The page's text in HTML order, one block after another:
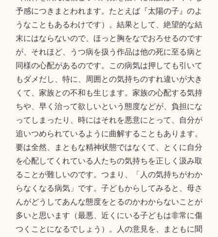
予感につきまとわれます。たとえば『太陽の子』のよ
うなこともあるわけです）。結果として、絶望的な結
末にはならないので、ほっと胸をなでおろせるのです
が、それほど、うつ病を扱う作品は他の死に至る病と
同様の心配があるのです。この病気は押しても引いて
もダメだし、特に、周囲との気持ちのすれ違いが大き
くて、家族との不和も生じます。家族の心配する気持
ちや、早く治って欲しいという態度などが、負担にな
ってしまったり、時にはそれを悪意にとって、自分が
追いつめられているように曲解することもあります。
要は全然、まともな精神状態ではなくて、とくに自分
を心配してくれている人たちの気持ちを正しく汲み取
ることが難しいのです。つまり、「人の気持ちがわか
らなくなる病気」です。子どもからしてみると、母さ
んがどうしてあんな態度をとるのかわからないことが
多いと思います（最悪、近くにいる子どもは非常に傷
つくことになるでしょう）。人の意見を、まともに聞